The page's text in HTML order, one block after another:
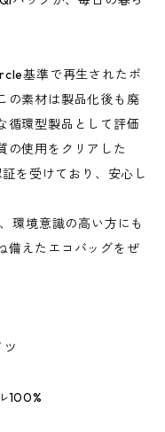
基準で再生されたポ
の素材は製品化後も廃
循環型製品として評価
の使用をクリアした
を受けており、安心し
環境意識の高い方にも
備えたエコバッグをぜ
100%